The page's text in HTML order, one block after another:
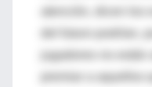
atención, dicen los
jugadores no
premiar a aquellos